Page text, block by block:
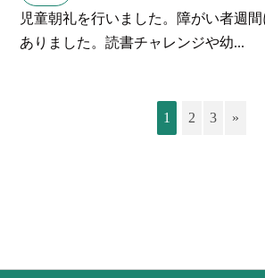
児童朝礼を行いました。障がい者週
ありました。読書チャレンジや幼...
1 2 3 »